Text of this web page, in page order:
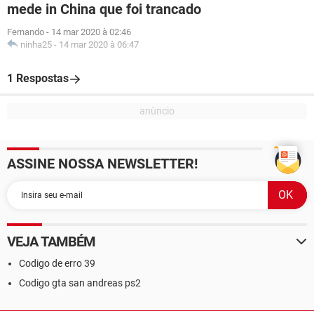
mede in China que foi trancado
Fernando - 14 mar 2020 à 02:46
ninha25 - 14 mar 2020 à 06:47
1 Respostas
ASSINE NOSSA NEWSLETTER!
VEJA TAMBÉM
Codigo de erro 39
Codigo gta san andreas ps2